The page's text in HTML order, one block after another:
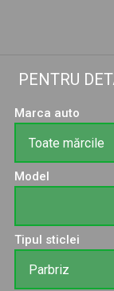
PENTRU
Marca auto
Model
Tipul sticlei